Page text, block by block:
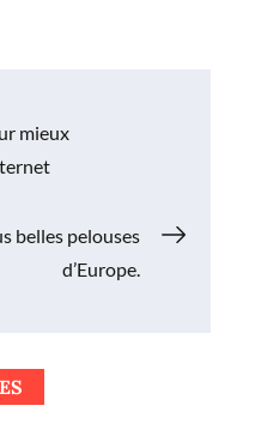
mieux
belles pelouses
d’Europe.